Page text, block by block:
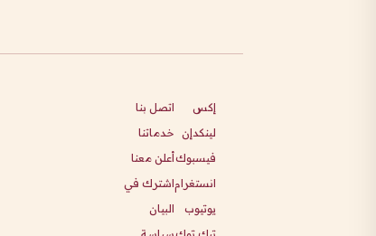
إكس
لينكدإن
فيسبوك
انستغرام
يوتيوب
اتصل بنا
خدماتنا
أعلن معنا
اشترك في
البيان